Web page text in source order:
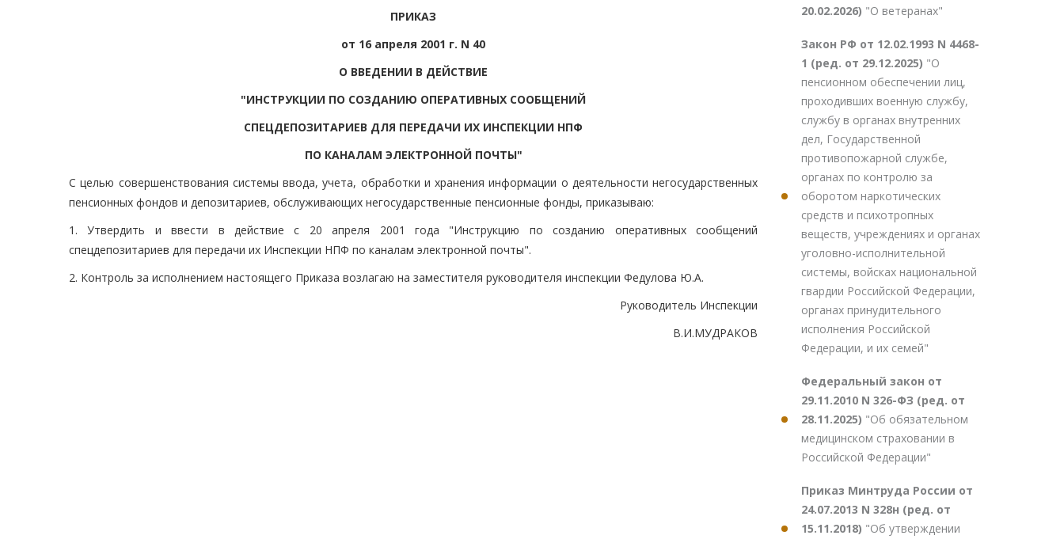
ПРИКАЗ
от 16 апреля 2001 г. N 40
О ВВЕДЕНИИ В ДЕЙСТВИЕ
"ИНСТРУКЦИИ ПО СОЗДАНИЮ ОПЕРАТИВНЫХ СООБЩЕНИЙ
СПЕЦДЕПОЗИТАРИЕВ ДЛЯ ПЕРЕДАЧИ ИХ ИНСПЕКЦИИ НПФ
ПО КАНАЛАМ ЭЛЕКТРОННОЙ ПОЧТЫ"
С целью совершенствования системы ввода, учета, обработки и хранения информации о деятельности негосударственных
пенсионных фондов и депозитариев, обслуживающих негосударственные пенсионные фонды, приказываю:
1. Утвердить и ввести в действие с 20 апреля 2001 года "Инструкцию по созданию оперативных сообщений
спецдепозитариев для передачи их Инспекции НПФ по каналам электронной почты".
2. Контроль за исполнением настоящего Приказа возлагаю на заместителя руководителя инспекции Федулова Ю.А.
Руководитель Инспекции
В.И.МУДРАКОВ
20.02.2026) "О ветеранах"
Закон РФ от 12.02.1993 N 4468-
1 (ред. от 29.12.2025) "О
пенсионном обеспечении лиц,
проходивших военную службу,
службу в органах внутренних
дел, Государственной
противопожарной службе,
органах по контролю за
оборотом наркотических
средств и психотропных
веществ, учреждениях и органах
уголовно-исполнительной
системы, войсках национальной
гвардии Российской Федерации,
органах принудительного
исполнения Российской
Федерации, и их семей"
Федеральный закон от
29.11.2010 N 326-ФЗ (ред. от
28.11.2025) "Об обязательном
медицинском страховании в
Российской Федерации"
Приказ Минтруда России от
24.07.2013 N 328н (ред. от
15.11.2018) "Об утверждении